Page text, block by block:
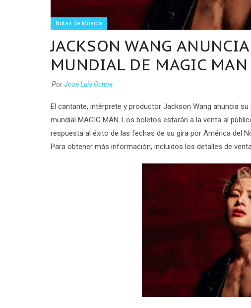
Notas de Música
JACKSON WANG
MUNDIAL DE MAGIC
PorJosé Luis Ochoa
El cantante, intérprete y productor Jackson Wang anuncia
mundial MAGIC MAN. Los boletos estarán a la venta al
respuesta al éxito de las fechas de su gira por América del
Para obtener más información, incluidos los detalles de